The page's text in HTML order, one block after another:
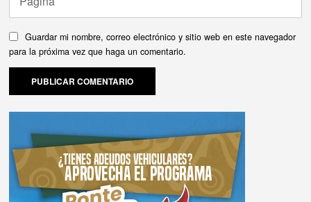
Guardar mi nombre, correo electrónico y sitio web en este navegador
para la próxima vez que haga un comentario.